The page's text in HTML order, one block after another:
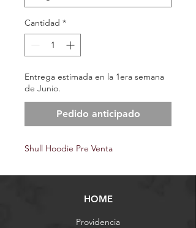
Cantidad *
Entrega estimada en la 1era semana
de Junio.
Pedido anticipado
Shull Hoodie Pre Venta
HOME
Providencia